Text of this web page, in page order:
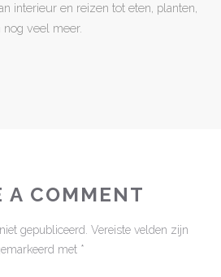
interieur en reizen tot eten, planten,
nog veel meer.
A COMMENT
gepubliceerd. Vereiste velden zijn
met *